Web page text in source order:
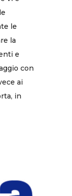
le
la
e
con
ai
in